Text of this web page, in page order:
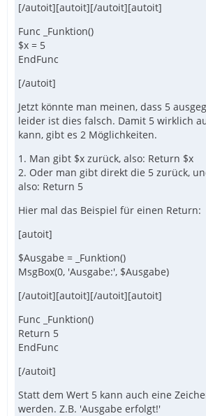
[/autoit][autoit][/autoit][autoit]
Func _Funktion()
$x = 5
EndFunc
[/autoit]
Jetzt könnte man meinen, dass 5
leider ist dies falsch. Damit 5 wirklich
kann, gibt es 2 Möglichkeiten.
1. Man gibt $x zurück, also: Return $x
2. Oder man gibt direkt die 5 zurück,
also: Return 5
Hier mal das Beispiel für einen Return:
[autoit]
$Ausgabe = _Funktion()
MsgBox(0, 'Ausgabe:', $Ausgabe)
[/autoit][autoit][/autoit][autoit]
Func _Funktion()
Return 5
EndFunc
[/autoit]
Statt dem Wert 5 kann auch eine
werden. Z.B. 'Ausgabe erfolgt!'